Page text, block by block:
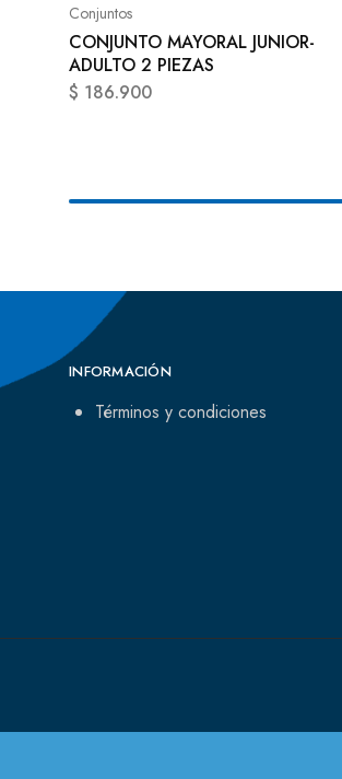
Conjuntos
CONJUNTO MAYORAL JUNIOR-
ADULTO 2 PIEZAS
$ 186.900
INFORMACIÓN
Términos y condiciones